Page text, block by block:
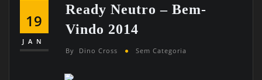
19
JAN
Ready Neutro – Bem-
Vindo 2014
By Dino Cross Sem Categoria